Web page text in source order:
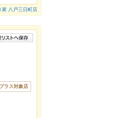
家 八戸三日町店
ラス対象店